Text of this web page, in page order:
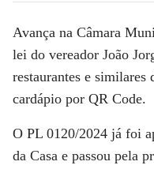
Avança na Câmara
lei do vereador João
restaurantes e similares
cardápio por QR Code.
O PL 0120/2024 já foi
da Casa e passou pela